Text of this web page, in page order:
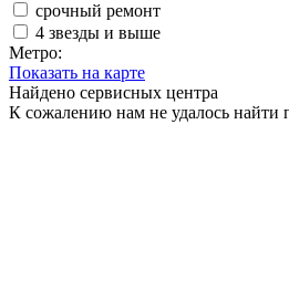
срочный ремонт
4 звезды и выше
Метро:
Показать на карте
Найдено сервисных центра
К сожалению нам не удалось найти